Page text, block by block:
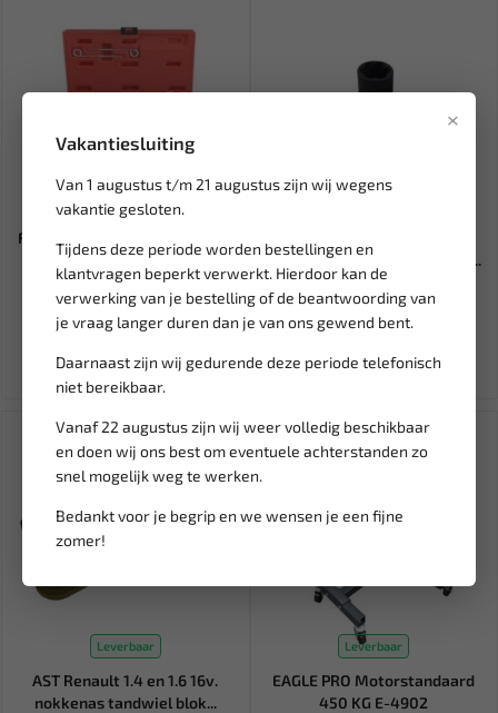
×
Vakantiesluiting
Van 1 augustus t/m 21 augustus zijn wij wegens
vakantie gesloten.
Tijdens deze periode worden bestellingen en
klantvragen beperkt verwerkt. Hierdoor kan de
verwerking van je bestelling of de beantwoording van
je vraag langer duren dan je van ons gewend bent.
Daarnaast zijn wij gedurende deze periode telefonisch
niet bereikbaar.
Vanaf 22 augustus zijn wij weer volledig beschikbaar
en doen wij ons best om eventuele achterstanden zo
snel mogelijk weg te werken.
Bedankt voor je begrip en we wensen je een fijne
zomer!
Leverbaar
FORCE Timingset BMW M47 /
M57 2.0 16v motoren 905G...
106,30
125,05
Ex. btw: € 87,85
verwijder dop 10 mm 912U3-...
11,62
13,67
Leverbaar
AST Renault 1.4 en 1.6 16v.
nokkenas tandwiel blok...
Leverbaar
EAGLE PRO Motorstandaard
450 KG E-4902